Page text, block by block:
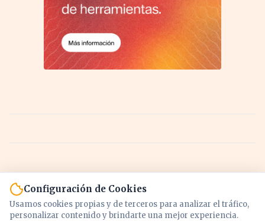
Configuración de Cookies
Usamos cookies propias y de terceros para analizar el tráfico,
personalizar contenido y brindarte una mejor experiencia.